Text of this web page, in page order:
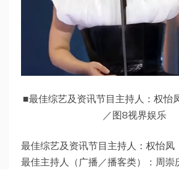
■最佳综艺及资讯节目主持人：权怡
／图8视界娱乐
最佳综艺及资讯节目主持人：权怡凤
最佳主持人（广播／播客类）：周崇